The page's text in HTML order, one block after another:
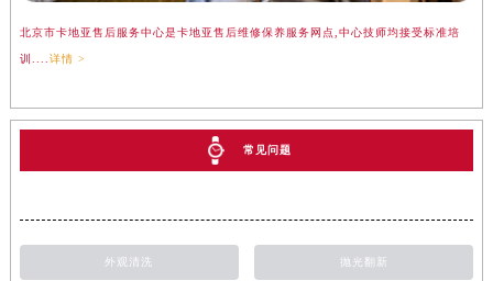
北京市卡地亚售后服务中心是卡地亚售后维修保养服务网点,中心技师均接受标准培
训.... 详情 >
常见问题
外观清洗 抛光翻新